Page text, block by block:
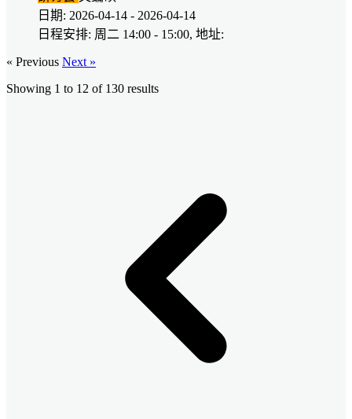
日期: 2026-04-14 - 2026-04-14
日程安排: 周二 14:00 - 15:00, 地址:
« Previous Next »
Showing 1 to 12 of 130 results